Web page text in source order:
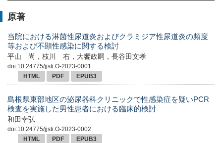
原著
当院における淋菌性尿道炎およびクラミジア性尿道炎の頻度
等および不顕性感染に関する検討
平山 尚，枝川 右，大饗政嗣，長谷田文孝
doi:10.24775/jjsti.O-2023-0001
HTML
PDF EPUB3
島根県東部地区の泌尿器科クリニックで性感染症を疑いPCR
検査を実施した男性患者における臨床的検討
和田幸弘
doi:10.24775/jjsti.O-2023-0002
HTML
PDF EPUB3